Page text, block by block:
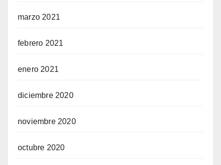
marzo 2021
febrero 2021
enero 2021
diciembre 2020
noviembre 2020
octubre 2020